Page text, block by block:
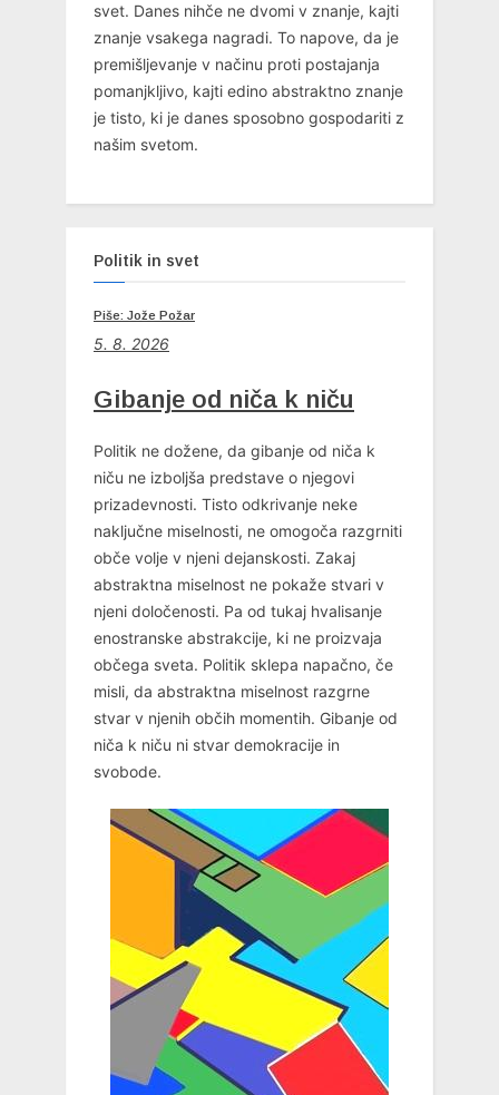
svet. Danes nihče ne dvomi v znanje, kajti
znanje vsakega nagradi. To napove, da je
premišljevanje v načinu proti postajanja
pomanjkljivo, kajti edino abstraktno znanje
je tisto, ki je danes sposobno gospodariti z
našim svetom.
Politik in svet
Piše: Jože Požar
5. 8. 2026
Gibanje od niča k niču
Politik ne dožene, da gibanje od niča k
niču ne izboljša predstave o njegovi
prizadevnosti. Tisto odkrivanje neke
naključne miselnosti, ne omogoča razgrniti
obče volje v njeni dejanskosti. Zakaj
abstraktna miselnost ne pokaže stvari v
njeni določenosti. Pa od tukaj hvalisanje
enostranske abstrakcije, ki ne proizvaja
občega sveta. Politik sklepa napačno, če
misli, da abstraktna miselnost razgrne
stvar v njenih občih momentih. Gibanje od
niča k niču ni stvar demokracije in
svobode.